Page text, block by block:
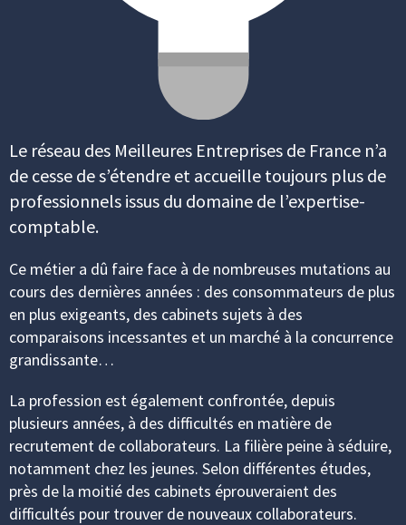
Le réseau des Meilleures Entreprises de France n’a
de cesse de s’étendre et accueille toujours plus de
professionnels issus du domaine de l’expertise-
comptable.
Ce métier a dû faire face à de nombreuses mutations au
cours des dernières années : des consommateurs de plus
en plus exigeants, des cabinets sujets à des
comparaisons incessantes et un marché à la concurrence
grandissante…
La profession est également confrontée, depuis
plusieurs années, à des difficultés en matière de
recrutement de collaborateurs. La filière peine à séduire,
notamment chez les jeunes. Selon différentes études,
près de la moitié des cabinets éprouveraient des
difficultés pour trouver de nouveaux collaborateurs.